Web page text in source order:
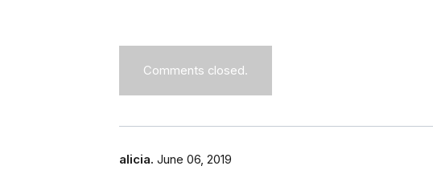
Comments closed.
alicia. June 06, 2019